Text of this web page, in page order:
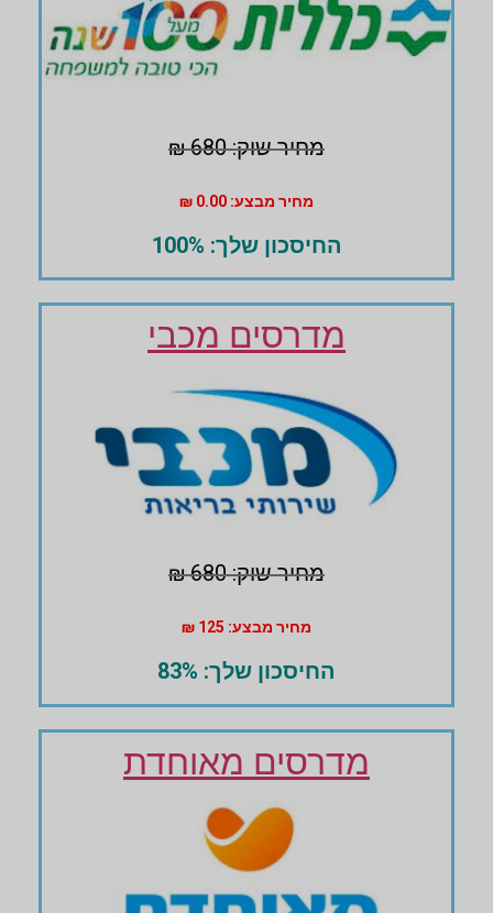
מחיר שוק: 680 ₪
מחיר מבצע: 0.00 ₪
החיסכון שלך: 100%
מדרסים מכבי
מחיר שוק: 680 ₪
מחיר מבצע: 125 ₪
החיסכון שלך: 83%
מדרסים מאוחדת